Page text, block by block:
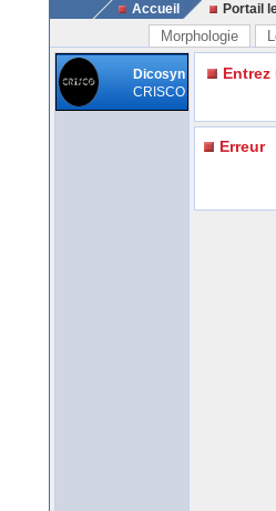
Accueil Portail
Morphologie
Dicosyn
CRISCO
Entrez
Erreur